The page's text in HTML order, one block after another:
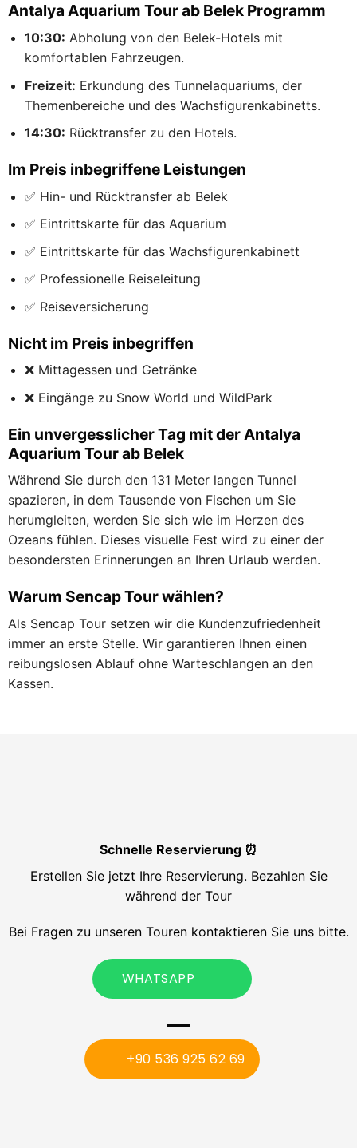
Antalya Aquarium Tour ab Belek Programm
10:30: Abholung von den Belek-Hotels mit
komfortablen Fahrzeugen.
Freizeit: Erkundung des Tunnelaquariums, der
Themenbereiche und des Wachsfigurenkabinetts.
14:30: Rücktransfer zu den Hotels.
Im Preis inbegriffene Leistungen
✅ Hin- und Rücktransfer ab Belek
✅ Eintrittskarte für das Aquarium
✅ Eintrittskarte für das Wachsfigurenkabinett
✅ Professionelle Reiseleitung
✅ Reiseversicherung
Nicht im Preis inbegriffen
❌ Mittagessen und Getränke
❌ Eingänge zu Snow World und WildPark
Ein unvergesslicher Tag mit der Antalya
Aquarium Tour ab Belek
Während Sie durch den 131 Meter langen Tunnel
spazieren, in dem Tausende von Fischen um Sie
herumgleiten, werden Sie sich wie im Herzen des
Ozeans fühlen. Dieses visuelle Fest wird zu einer der
besondersten Erinnerungen an Ihren Urlaub werden.
Warum Sencap Tour wählen?
Als Sencap Tour setzen wir die Kundenzufriedenheit
immer an erste Stelle. Wir garantieren Ihnen einen
reibungslosen Ablauf ohne Warteschlangen an den
Kassen.
Schnelle Reservierung ⏰
Erstellen Sie jetzt Ihre Reservierung. Bezahlen Sie
während der Tour
Bei Fragen zu unseren Touren kontaktieren Sie uns bitte.
WHATSAPP
+90 536 925 62 69